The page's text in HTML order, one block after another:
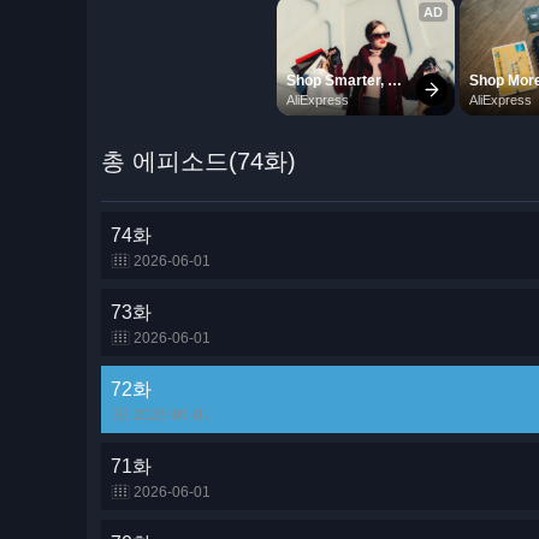
총 에피소드(74화)
74화
2026-06-01
73화
2026-06-01
72화
2026-06-01
71화
2026-06-01